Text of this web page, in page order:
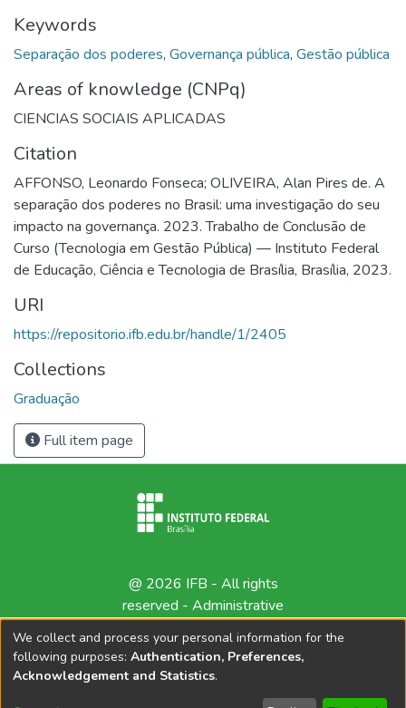
Keywords
Separação dos poderes, Governança pública, Gestão pública
Areas of knowledge (CNPq)
CIENCIAS SOCIAIS APLICADAS
Citation
AFFONSO, Leonardo Fonseca; OLIVEIRA, Alan Pires de. A
separação dos poderes no Brasil: uma investigação do seu
impacto na governança. 2023. Trabalho de Conclusão de
Curso (Tecnologia em Gestão Pública) — Instituto Federal
de Educação, Ciência e Tecnologia de Brasília, Brasília, 2023.
URI
https://repositorio.ifb.edu.br/handle/1/2405
Collections
Graduação
Full item page
@ 2026 IFB - All rights
reserved - Administrative
We collect and process your personal information for the
following purposes: Authentication, Preferences,
Acknowledgement and Statistics.